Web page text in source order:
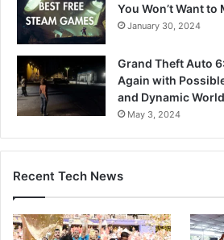
You Won’t Want to
January 30, 2024
Grand Theft Auto
Again with
and Dynamic World
May 3, 2024
Recent Tech News